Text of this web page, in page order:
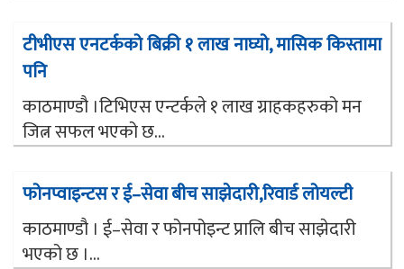
टीभीएस एनटर्कको बिक्री १ लाख नाघ्यो, मासिक किस्तामा
पनि
काठमाण्डौ ।टिभिएस एन्टर्कले १ लाख ग्राहकहरुको मन
जित्न सफल भएको छ...
फोनप्वाइन्टस र ई–सेवा बीच साझेदारी,रिवार्ड लोयल्टी
काठमाण्डौ । ई–सेवा र फोनपोइन्ट प्रालि बीच साझेदारी
भएको छ ।...